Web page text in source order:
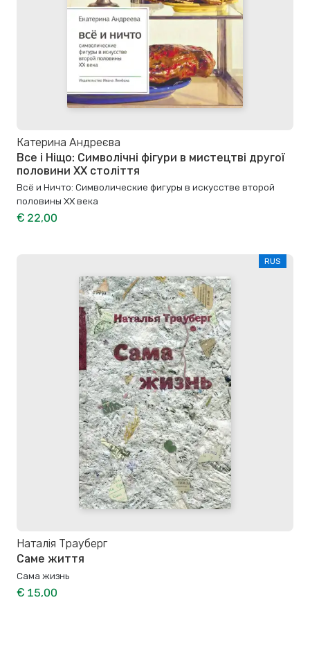
Катерина Андреєва
Все і Ніщо: Символічні фігури в мистецтві другої
половини XX століття
Всё и Ничто: Символические фигуры в искусстве второй
половины XX века
€ 22,00
RUS
Наталія Трауберг
Саме життя
Сама жизнь
€ 15,00